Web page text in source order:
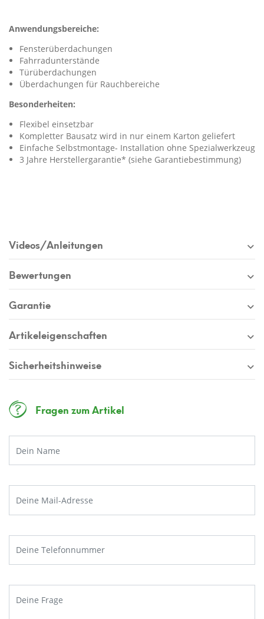
Anwendungsbereiche:
Fensterüberdachungen
Fahrradunterstände
Türüberdachungen
Überdachungen für Rauchbereiche
Besonderheiten:
Flexibel einsetzbar
Kompletter Bausatz wird in nur einem Karton geliefert
Einfache Selbstmontage- Installation ohne Spezialwerkzeug
3 Jahre Herstellergarantie* (siehe Garantiebestimmung)
Videos/Anleitungen
Bewertungen
Garantie
Artikeleigenschaften
Sicherheitshinweise
Fragen zum Artikel